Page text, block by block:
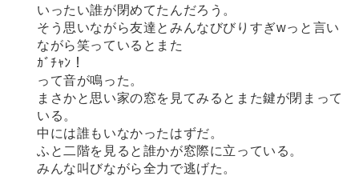
いったい誰が閉めてたんだろう。
そう思いながら友達とみんなびびりすぎwっと言い
ながら笑っているとまた
ｶﾞﾁｬﾝ！
って音が鳴った。
まさかと思い家の窓を見てみるとまた鍵が閉まって
いる。
中には誰もいなかったはずだ。
ふと二階を見ると誰かが窓際に立っている。
みんな叫びながら全力で逃げた。